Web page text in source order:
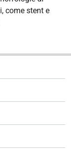
come stent e